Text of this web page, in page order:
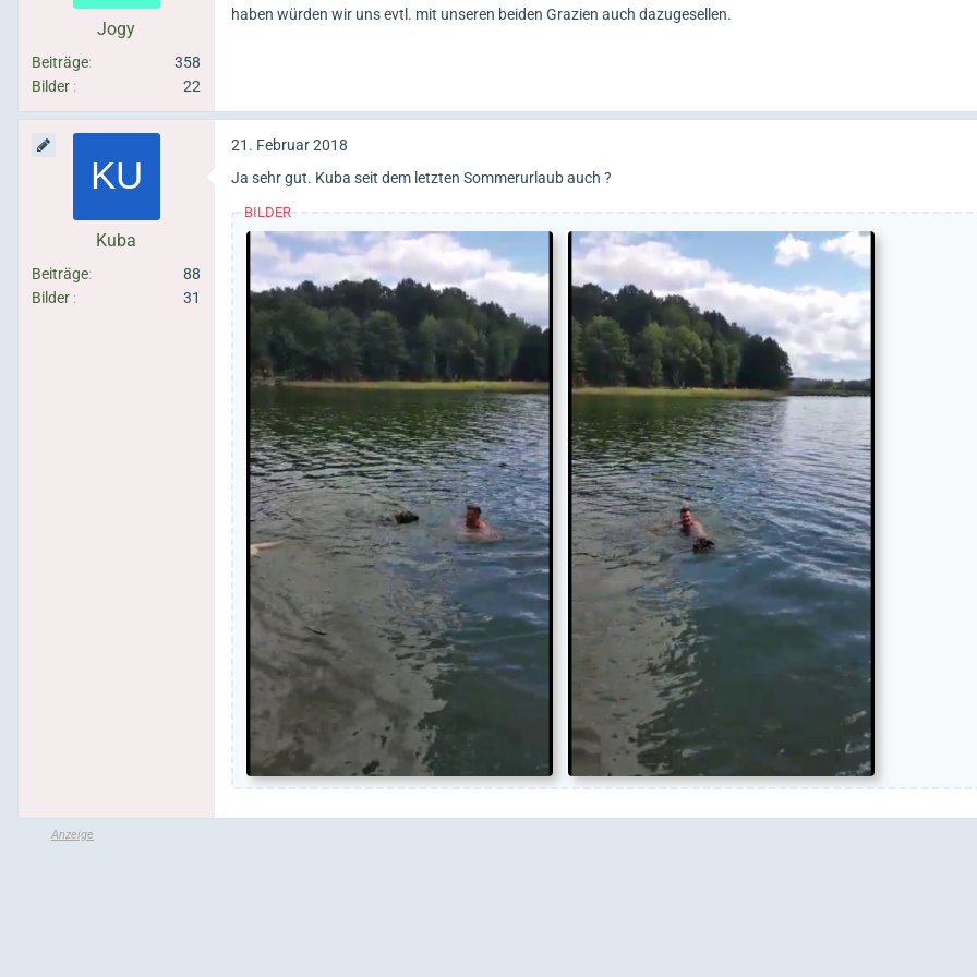
Jogy
Beiträge
358
Bilder
22
haben würden wir uns evtl. mit unseren beiden Grazien auch dazugesellen.
Kuba
Beiträge
88
Bilder
31
21. Februar 2018
Ja sehr gut. Kuba seit dem letzten Sommerurlaub auch ?
BILDER